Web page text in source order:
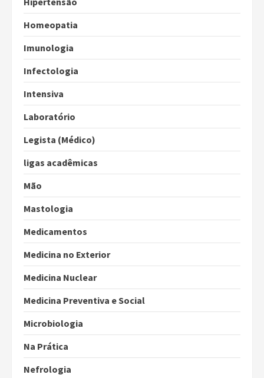
Homeopatia
Imunologia
Infectologia
Intensiva
Laboratório
Legista (Médico)
ligas acadêmicas
Mão
Mastologia
Medicamentos
Medicina no Exterior
Medicina Nuclear
Medicina Preventiva e Social
Microbiologia
Na Prática
Nefrologia